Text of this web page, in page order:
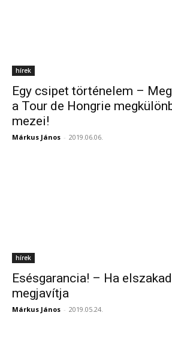
hírek
Egy csipet történelem –
a Tour de Hongrie
mezei!
Márkus János - 2019.06.06.
hírek
Esésgarancia! – Ha
megjavítja
Márkus János - 2019.05.24.